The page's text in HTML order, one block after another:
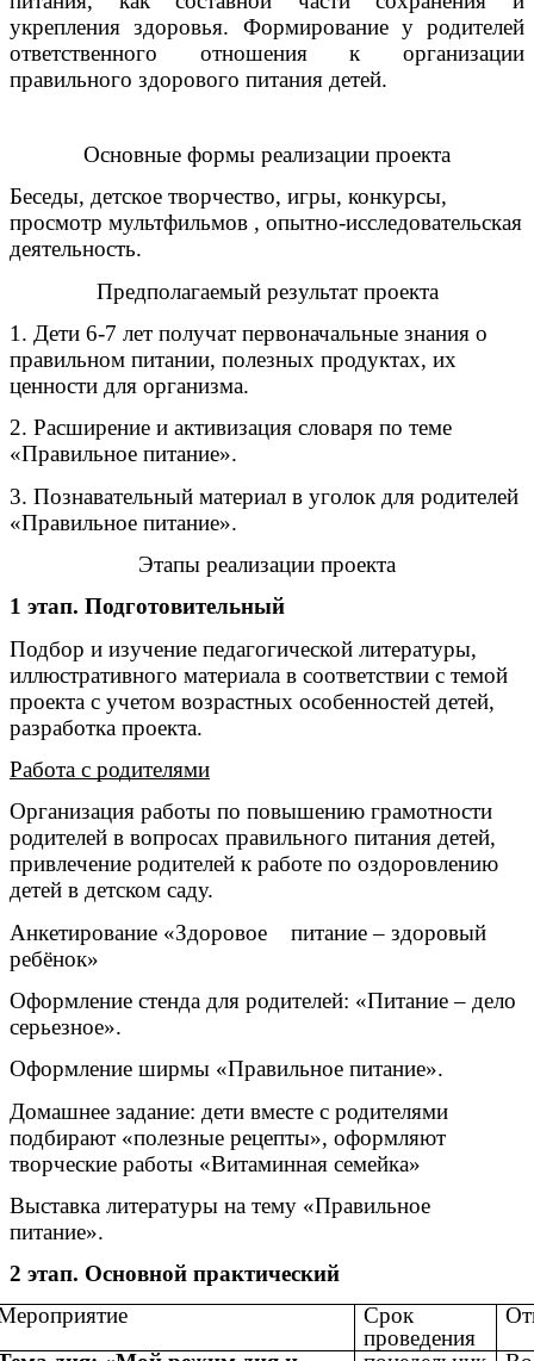
укрепления здоровья. Формирование у родителей
ответственного отношения к организации
правильного здорового питания детей.
Основные формы реализации проекта
Беседы, детское творчество, игры, конкурсы,
просмотр мультфильмов , опытно-исследовательская
деятельность.
Предполагаемый результат проекта
1. Дети 6-7 лет получат первоначальные знания о
правильном питании, полезных продуктах, их
ценности для организма.
2. Расширение и активизация словаря по теме
«Правильное питание».
3. Познавательный материал в уголок для родителей
«Правильное питание».
Этапы реализации проекта
1 этап. Подготовительный
Подбор и изучение педагогической литературы,
иллюстративного материала в соответствии с темой
проекта с учетом возрастных особенностей детей,
разработка проекта.
Работа с родителями
Организация работы по повышению грамотности
родителей в вопросах правильного питания детей,
привлечение родителей к работе по оздоровлению
детей в детском саду.
Анкетирование «Здоровое питание – здоровый
ребёнок»
Оформление стенда для родителей: «Питание – дело
серьезное».
Оформление ширмы «Правильное питание».
Домашнее задание: дети вместе с родителями
подбирают «полезные рецепты», оформляют
творческие работы «Витаминная семейка»
Выставка литературы на тему «Правильное
питание».
2 этап. Основной практический
Срок
проведения